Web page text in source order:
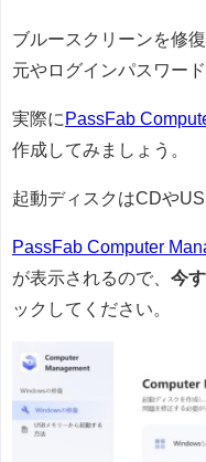
ブルースクリーンを修
元やログインパスワー
実際に PassFab
作成してみましょう。
起動ディスクはCDや
PassFab Computer
が表示されるので、 今
ックしてください。